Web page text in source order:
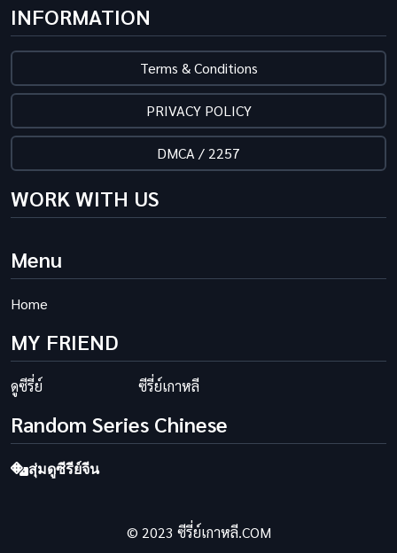
INFORMATION
Terms & Conditions
PRIVACY POLICY
DMCA / 2257
WORK WITH US
Menu
Home
MY FRIEND
ดูซีรี่ย์ ซีรี่ย์เกาหลี
Random Series Chinese
สุ่มดูซีรีย์จีน
© 2023 ซีรี่ย์เกาหลี.COM